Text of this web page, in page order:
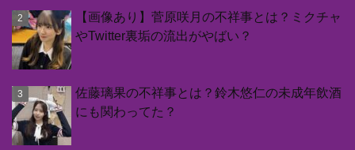
【画像あり】菅原咲月の不祥事とは？ミクチャ
やTwitter裏垢の流出がやばい？
佐藤璃果の不祥事とは？鈴木悠仁の未成年飲酒
にも関わってた？